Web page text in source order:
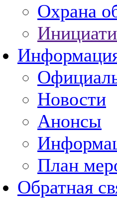
Охрана
Новости
Анонсы
План
Обратная